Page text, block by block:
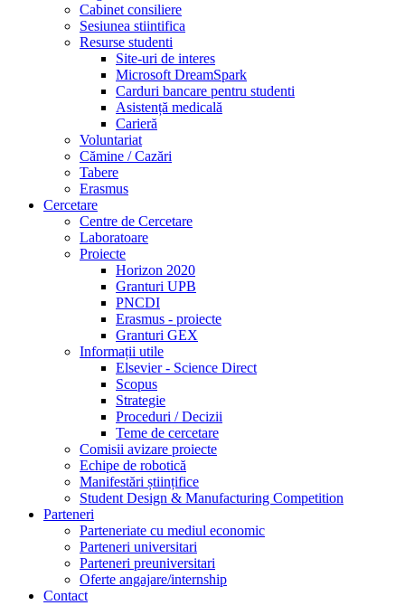
Cabinet consiliere
Sesiunea stiintifica
Resurse studenti
Site-uri de interes
Microsoft DreamSpark
Carduri bancare pentru studenti
Asistență medicală
Carieră
Voluntariat
Cămine / Cazări
Tabere
Erasmus
Cercetare
Centre de Cercetare
Laboratoare
Proiecte
Horizon 2020
Granturi UPB
PNCDI
Erasmus - proiecte
Granturi GEX
Informații utile
Elsevier - Science Direct
Scopus
Strategie
Proceduri / Decizii
Teme de cercetare
Comisii avizare proiecte
Echipe de robotică
Manifestări științifice
Student Design & Manufacturing Competition
Parteneri
Parteneriate cu mediul economic
Parteneri universitari
Parteneri preuniversitari
Oferte angajare/internship
Contact